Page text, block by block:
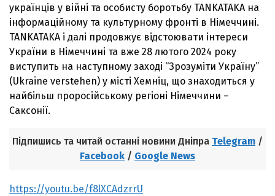
українців у війні та особисту боротьбу TANKATAKA на
інформаційному та культурному фронті в Німеччині.
TANKATAKA і далі продовжує відстоювати інтереси
України в Німеччині та вже 28 лютого 2024 року
виступить на наступному заході “Зрозуміти Україну”
(Ukraine verstehen) у місті Хемніц, що знаходиться у
найбільш проросійському регіоні Німеччини –
Саксонії.
Підпишись та читай останні новини Дніпра Telegram /
Facebook / Google News
https://youtu.be/f8lXCAdzrrU